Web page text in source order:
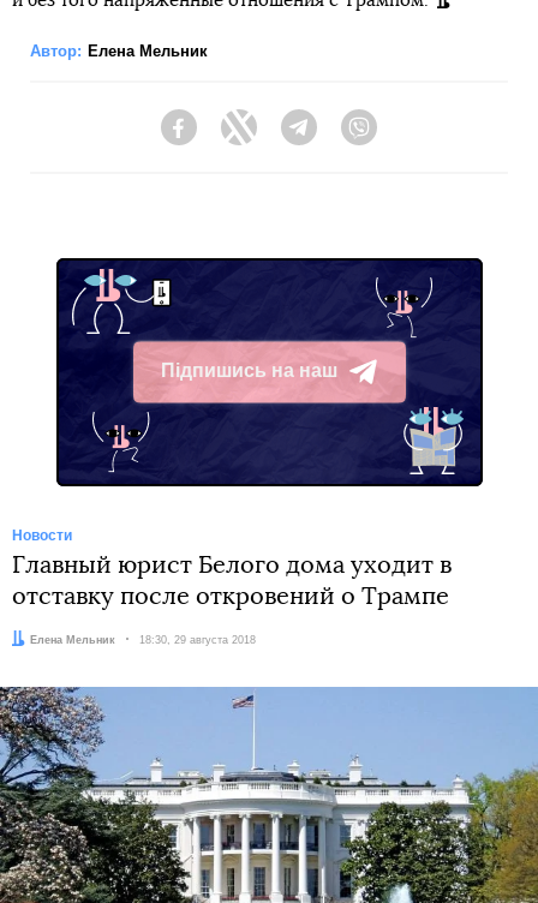
Автор: Елена Мельник
FacebookTwitter Telegram
Підпишись на наш
Telegram
Новости
Главный юрист Белого дома уходит в
отставку после откровений о Трампе
Автор:Елена Мельник Дата:
18:30, 29 августа 2018